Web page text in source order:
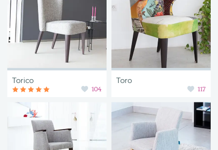
Torico
104
Toro
117